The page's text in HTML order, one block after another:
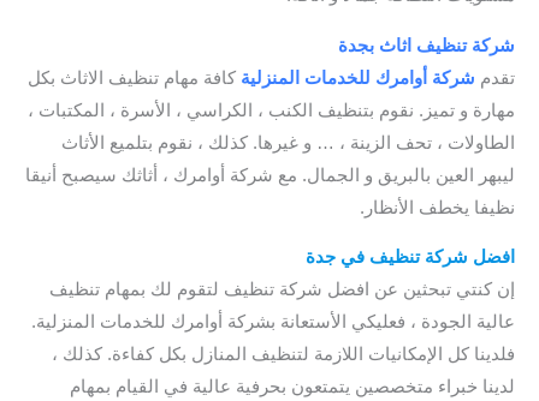
شركة تنظيف اثاث بجدة
تقدم شركة أوامرك للخدمات المنزلية كافة مهام تنظيف الاثاث بكل
مهارة و تميز. نقوم بتنظيف الكنب ، الكراسي ، الأسرة ، المكتبات ،
الطاولات ، تحف الزينة ، … و غيرها. كذلك ، نقوم بتلميع الأثاث
ليبهر العين بالبريق و الجمال. مع شركة أوامرك ، أثاثك سيصبح أنيقا
نظيفا يخطف الأنظار.
افضل شركة تنظيف في جدة
إن كنتي تبحثين عن افضل شركة تنظيف لتقوم لك بمهام تنظيف
عالية الجودة ، فعليكي الأستعانة بشركة أوامرك للخدمات المنزلية.
فلدينا كل الإمكانيات اللازمة لتنظيف المنازل بكل كفاءة. كذلك ،
لدينا خبراء متخصصين يتمتعون بحرفية عالية في القيام بمهام